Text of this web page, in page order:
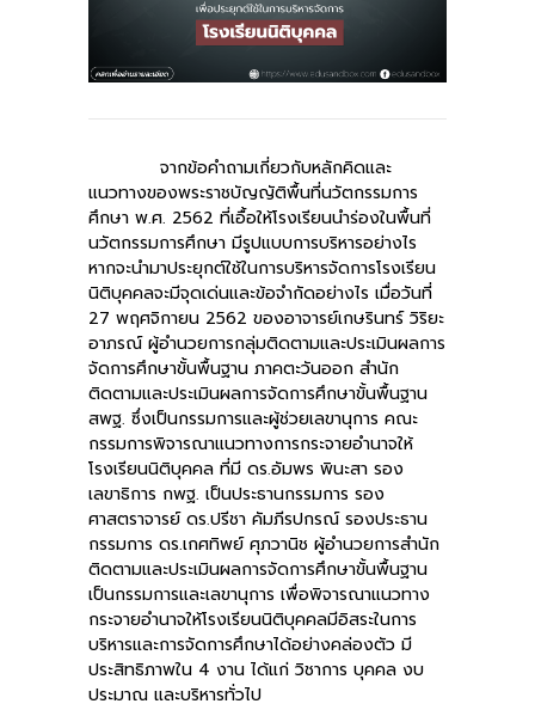
-- เอกสารเผยแพร่
เกี่ยวกับเรา
-- คณะกรรมการนโยบายพื้นที่นวัตกรรมการศึกษา
-- คณะอนุกรรมการ 6 คณะ
-- ทีมงาน สบน.
ติดต่อเรา
จากข้อคำถามเกี่ยวกับหลักคิดและ
แนวทางของพระราชบัญญัติพื้นที่นวัตกรรมการ
ศึกษา พ.ศ. 2562 ที่เอื้อให้โรงเรียนนำร่องในพื้นที่
นวัตกรรมการศึกษา มีรูปแบบการบริหารอย่างไร
หากจะนำมาประยุกต์ใช้ในการบริหารจัดการโรงเรียน
นิติบุคคลจะมีจุดเด่นและข้อจำกัดอย่างไร เมื่อวันที่
27 พฤศจิกายน 2562 ของอาจารย์เกษรินทร์ วิริยะ
อาภรณ์ ผู้อำนวยการกลุ่มติดตามและประเมินผลการ
จัดการศึกษาขั้นพื้นฐาน ภาคตะวันออก สำนัก
ติดตามและประเมินผลการจัดการศึกษาขั้นพื้นฐาน
สพฐ. ซึ่งเป็นกรรมการและผู้ช่วยเลขานุการ คณะ
กรรมการพิจารณาแนวทางการกระจายอำนาจให้
โรงเรียนนิติบุคคล ที่มี ดร.อัมพร พินะสา รอง
เลขาธิการ กพฐ. เป็นประธานกรรมการ รอง
ศาสตราจารย์ ดร.ปรีชา คัมภีรปกรณ์ รองประธาน
กรรมการ ดร.เกศทิพย์ ศุภวานิช ผู้อำนวยการสำนัก
ติดตามและประเมินผลการจัดการศึกษาขั้นพื้นฐาน
เป็นกรรมการและเลขานุการ เพื่อพิจารณาแนวทาง
กระจายอำนาจให้โรงเรียนนิติบุคคลมีอิสระในการ
บริหารและการจัดการศึกษาได้อย่างคล่องตัว มี
ประสิทธิภาพใน 4 งาน ได้แก่ วิชาการ บุคคล งบ
ประมาณ และบริหารทั่วไป